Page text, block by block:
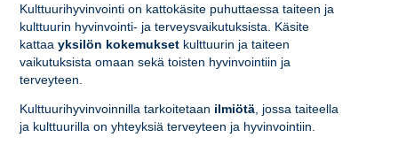
Kulttuurihyvinvointi on kattokäsite puhuttaessa taiteen ja
kulttuurin hyvinvointi- ja terveysvaikutuksista. Käsite
kattaayksilön kokemukset kulttuurin ja taiteen
vaikutuksista omaan sekä toisten hyvinvointiin ja
terveyteen.
Kulttuurihyvinvoinnilla tarkoitetaan ilmiötä , jossa taiteella
ja kulttuurilla on yhteyksiä terveyteen ja hyvinvointiin.